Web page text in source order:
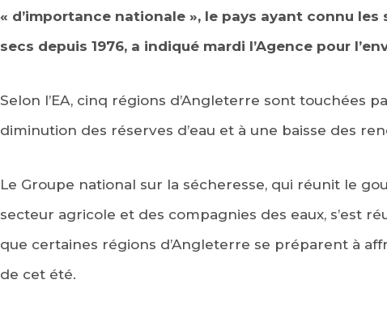
« d’importance nationale », le pays ayant connu les
secs depuis 1976, a indiqué mardi l’Agence pour
Selon l’EA, cinq régions d’Angleterre sont touchées
diminution des réserves d’eau et à une baisse des
Le Groupe national sur la sécheresse, qui réunit le
secteur agricole et des compagnies des eaux, s’est
que certaines régions d’Angleterre se préparent à
de cet été.